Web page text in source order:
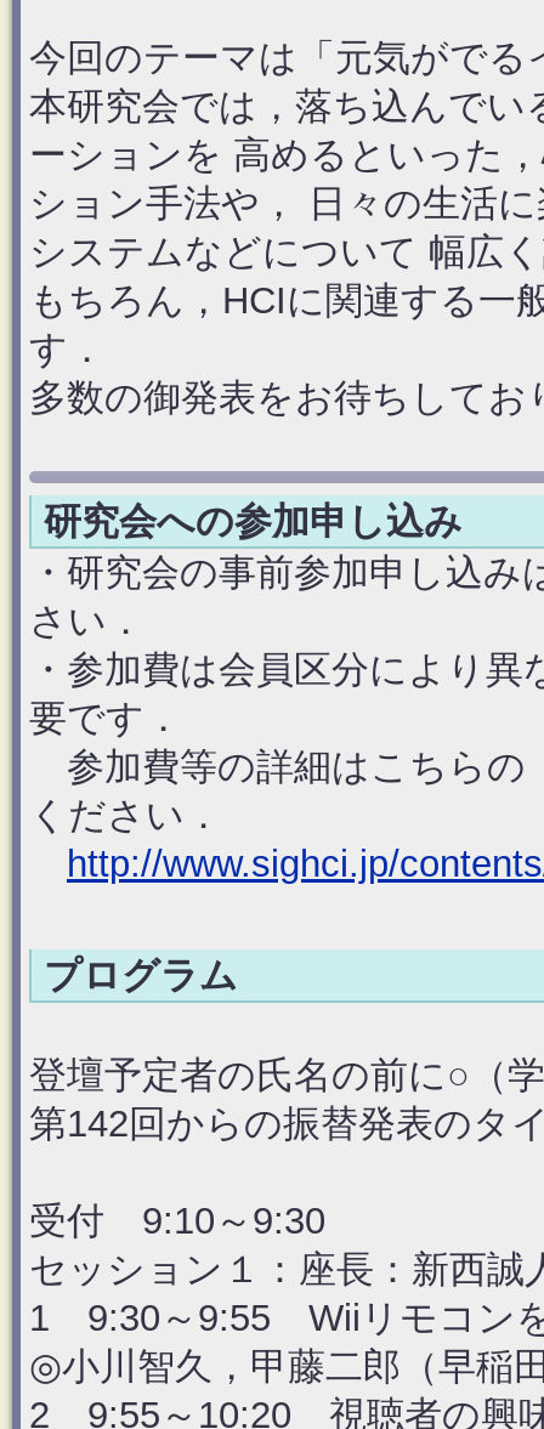
今回のテーマは「元気がで
本研究会では，落ち込んで
ーションを 高めるといった
ション手法や， 日々の生活
システムなどについて 幅広
もちろん，HCIに関連する一
す．
多数の御発表をお待ちしてお
研究会への参加申し込み
・研究会の事前参加申し込
さい．
・参加費は会員区分により
要です．
参加費等の詳細はこちらの
ください．
http://www.sighci.jp/
プログラム
登壇予定者の氏名の前に○（
第142回からの振替発表のタ
受付 9:10～9:30
セッション１：座長：新西誠
1 9:30～9:55 Wiiリモコン
◎小川智久，甲藤二郎（早稲
2 9:55～10:20 視聴者の興